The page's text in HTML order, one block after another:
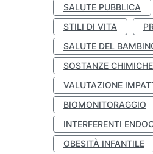
SALUTE PUBBLICA
STILI DI VITA
SALUTE DEL
SOSTANZE CHIMICHE
VALUTAZIONE
BIOMONITORAGGIO
INTERFERENTI
OBESITÀ INFANTILE